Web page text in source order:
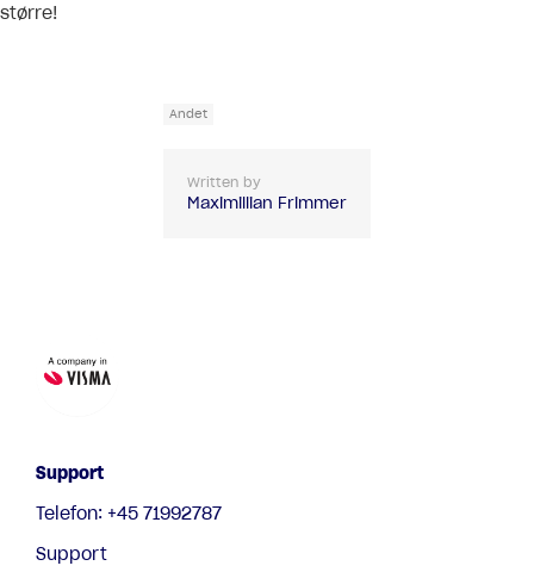
større!
Andet
Written by
Maximillian Frimmer
Support
Telefon: +45 71992787
Support